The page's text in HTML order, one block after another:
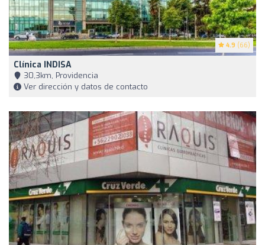
4.9 (66)
Clínica INDISA
30,3km, Providencia
Ver dirección y datos de contacto